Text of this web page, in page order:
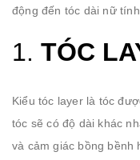
động đến tóc dài nữ tính.
1. TÓC
Kiểu tóc layer là tóc
tóc sẽ có độ dài khác
và cảm giác bồng bềnh